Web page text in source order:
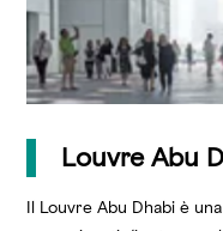
Louvre Abu
Il Louvre Abu Dhabi è